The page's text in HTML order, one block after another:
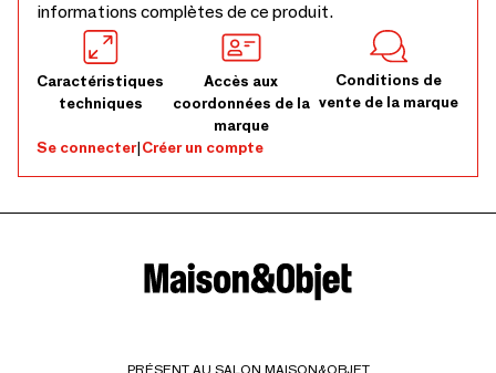
informations complètes de ce produit.
Caractéristiques
techniques
Accès aux
coordonnées de la
marque
Conditions de
vente de la marque
Se connecter|Créer un compte
PRÉSENT AU SALON MAISON&OBJET